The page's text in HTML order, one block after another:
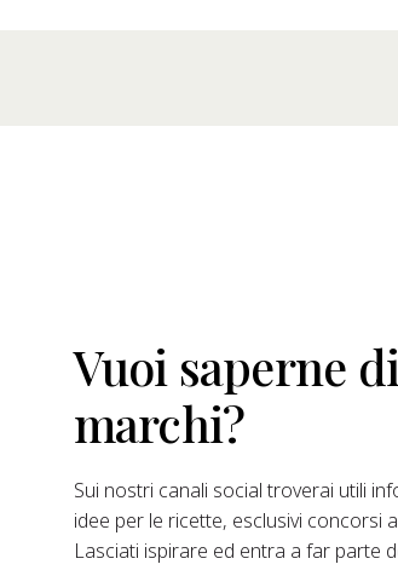
Vuoi saperne
marchi?
Sui nostri canali social troverai utili
idee per le ricette, esclusivi concorsi
Lasciati ispirare ed entra a far parte